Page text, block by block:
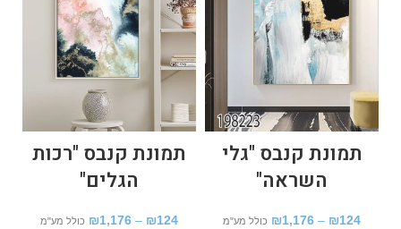
תמונת קנבס "גלי
השראה"
₪124
–
₪1,176 כולל מע"מ
תמונת קנבס "רכות
הגלים"
₪124
–
₪1,176 כולל מע"מ